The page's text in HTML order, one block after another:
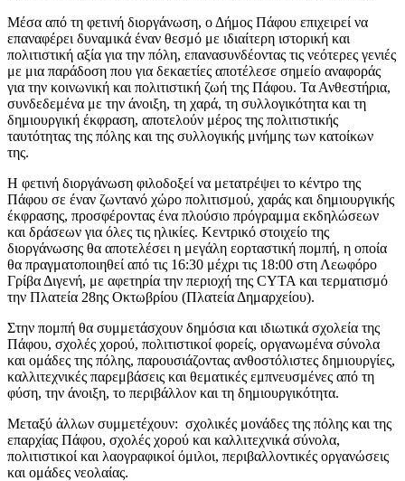
Μέσα από τη φετινή διοργάνωση, ο Δήμος Πάφου επιχειρεί να
επαναφέρει δυναμικά έναν θεσμό με ιδιαίτερη ιστορική και
πολιτιστική αξία για την πόλη, επανασυνδέοντας τις νεότερες γενιές
με μια παράδοση που για δεκαετίες αποτέλεσε σημείο αναφοράς
για την κοινωνική και πολιτιστική ζωή της Πάφου. Τα Ανθεστήρια,
συνδεδεμένα με την άνοιξη, τη χαρά, τη συλλογικότητα και τη
δημιουργική έκφραση, αποτελούν μέρος της πολιτιστικής
ταυτότητας της πόλης και της συλλογικής μνήμης των κατοίκων
της.
Η φετινή διοργάνωση φιλοδοξεί να μετατρέψει το κέντρο της
Πάφου σε έναν ζωντανό χώρο πολιτισμού, χαράς και δημιουργικής
έκφρασης, προσφέροντας ένα πλούσιο πρόγραμμα εκδηλώσεων
και δράσεων για όλες τις ηλικίες. Κεντρικό στοιχείο της
διοργάνωσης θα αποτελέσει η μεγάλη εορταστική πομπή, η οποία
θα πραγματοποιηθεί από τις 16:30 μέχρι τις 18:00 στη Λεωφόρο
Γρίβα Διγενή, με αφετηρία την περιοχή της CYTA και τερματισμό
την Πλατεία 28ης Οκτωβρίου (Πλατεία Δημαρχείου).
Στην πομπή θα συμμετάσχουν δημόσια και ιδιωτικά σχολεία της
Πάφου, σχολές χορού, πολιτιστικοί φορείς, οργανωμένα σύνολα
και ομάδες της πόλης, παρουσιάζοντας ανθοστόλιστες δημιουργίες,
καλλιτεχνικές παρεμβάσεις και θεματικές εμπνευσμένες από τη
φύση, την άνοιξη, το περιβάλλον και τη δημιουργικότητα.
Μεταξύ άλλων συμμετέχουν: σχολικές μονάδες της πόλης και της
επαρχίας Πάφου, σχολές χορού και καλλιτεχνικά σύνολα,
πολιτιστικοί και λαογραφικοί όμιλοι, περιβαλλοντικές οργανώσεις
και ομάδες νεολαίας.